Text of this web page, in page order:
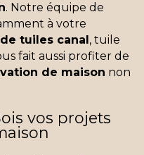
. Notre équipe de
à votre
tuiles canal , tuile
fait aussi profiter de
de maison non
vos projets